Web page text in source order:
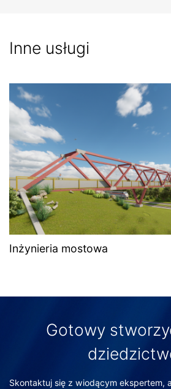
Inne usługi
Inżynieria mostowa
Gotowy
Skontaktuj się z wiodącym ekspertem,